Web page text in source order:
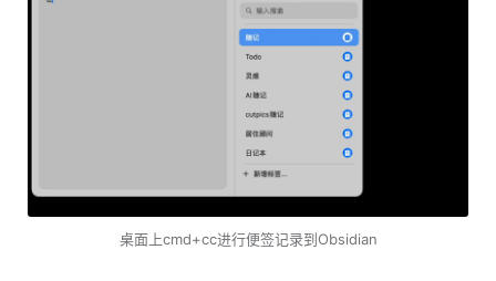
桌面上cmd+cc进行便签记录到Obsidian